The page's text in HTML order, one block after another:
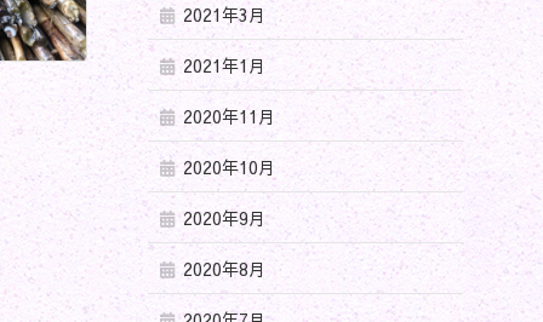
2021年3月
2021年1月
2020年11月
2020年10月
2020年9月
2020年8月